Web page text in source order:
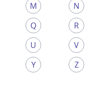
M
N
Q
R
U
V
Y
Z